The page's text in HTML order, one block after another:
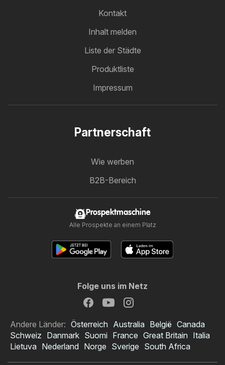
Kontakt
Inhalt melden
Liste der Städte
Produktliste
Impressum
Partnerschaft
Wie werben
B2B-Bereich
Prospektmaschine
Alle Prospekte an einem Platz
Folge uns im Netz
Andere Länder: Österreich Australia België Canada
Schweiz Danmark Suomi France Great Britain Italia
Lietuva Nederland Norge Sverige South Africa